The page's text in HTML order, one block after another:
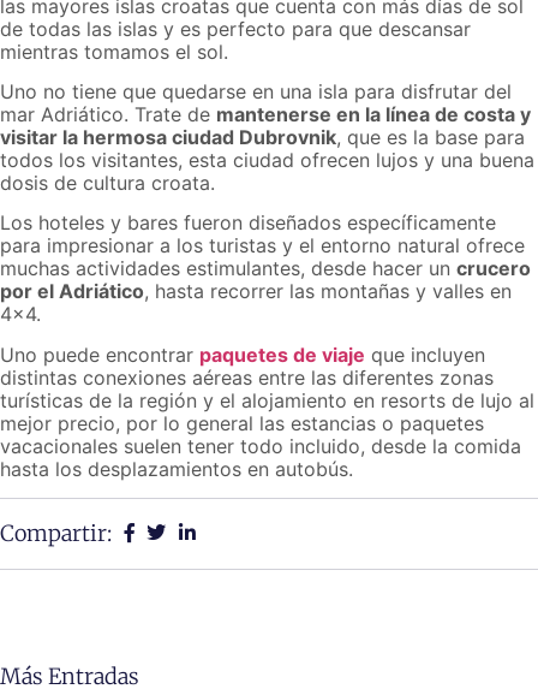
las mayores islas croatas que cuenta con más días de sol
de todas las islas y es perfecto para que descansar
mientras tomamos el sol.
Uno no tiene que quedarse en una isla para disfrutar del
mar Adriático. Trate de mantenerse en la línea de costa y
visitar la hermosa ciudad Dubrovnik, que es la base para
todos los visitantes, esta ciudad ofrecen lujos y una buena
dosis de cultura croata.
Los hoteles y bares fueron diseñados específicamente
para impresionar a los turistas y el entorno natural ofrece
muchas actividades estimulantes, desde hacer un crucero
por el Adriático, hasta recorrer las montañas y valles en
4×4.
Uno puede encontrar paquetes de viaje que incluyen
distintas conexiones aéreas entre las diferentes zonas
turísticas de la región y el alojamiento en resorts de lujo al
mejor precio, por lo general las estancias o paquetes
vacacionales suelen tener todo incluido, desde la comida
hasta los desplazamientos en autobús.
Compartir:
Más Entradas